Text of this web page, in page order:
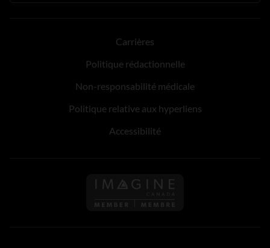
Carrières
Politique rédactionnelle
Non-responsabilité médicale
Politique relative aux hyperliens
Accessibilité